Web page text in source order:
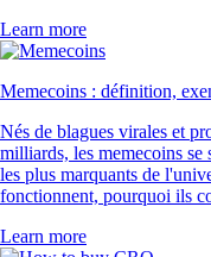
Learn more
Memecoins : définition,
Nés de blagues virales et
milliards, les memecoins se
les plus marquants de
fonctionnent, pourquoi ils
Learn more